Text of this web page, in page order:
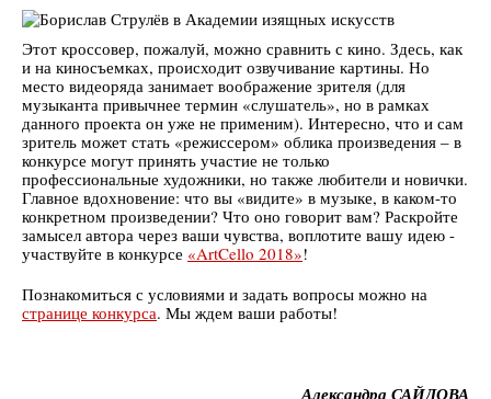
Этот кроссовер, пожалуй, можно сравнить с кино. Здесь, как
и на киносъемках, происходит озвучивание картины. Но
место видеоряда занимает воображение зрителя (для
музыканта привычнее термин «слушатель», но в рамках
данного проекта он уже не применим). Интересно, что и сам
зритель может стать «режиссером» облика произведения – в
конкурсе могут принять участие не только
профессиональные художники, но также любители и новички.
Главное вдохновение: что вы «видите» в музыке, в каком-то
конкретном произведении? Что оно говорит вам? Раскройте
замысел автора через ваши чувства, воплотите вашу идею -
участвуйте в конкурсе «ArtCello 2018»!
Познакомиться с условиями и задать вопросы можно на
странице конкурса. Мы ждем ваши работы!
Александра САЙДОВА